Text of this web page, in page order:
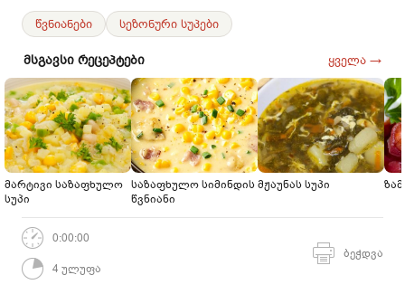
წვნიანები სეზონური სუპები
მსგავსი რეცეპტები ყველა →
მარტივი საზაფხულო
სუპი
საზაფხულო სიმინდის
წვნიანი
მჟაუნას სუპი
0:00:00
4 ულუფა
ბეჭდვა